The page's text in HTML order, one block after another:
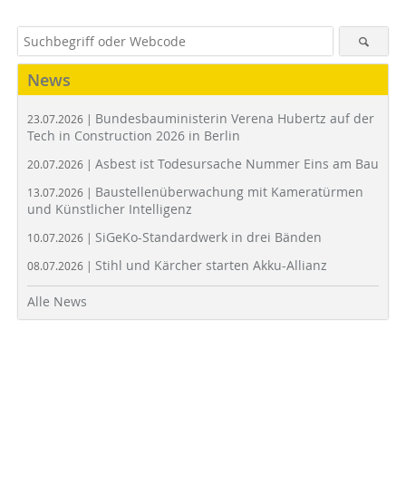
News
23.07.2026 | Bundesbauministerin Verena Hubertz auf der
Tech in Construction 2026 in Berlin
20.07.2026 | Asbest ist Todesursache Nummer Eins am Bau
13.07.2026 | Baustellenüberwachung mit Kameratürmen
und Künstlicher Intelligenz
10.07.2026 | SiGeKo-Standardwerk in drei Bänden
08.07.2026 | Stihl und Kärcher starten Akku-Allianz
Alle News